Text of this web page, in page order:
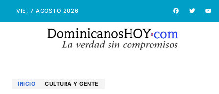
VIE, 7 AGOSTO 2026
INICIO CULTURA Y GENTE